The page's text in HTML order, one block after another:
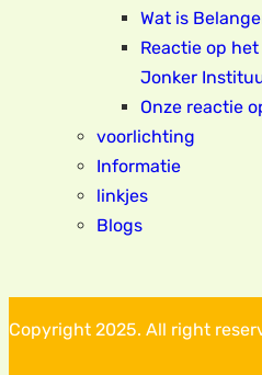
Wat is
Reactie op
Jonker
Onze reactie
voorlichting
Informatie
linkjes
Blogs
Copyright 2025. All right